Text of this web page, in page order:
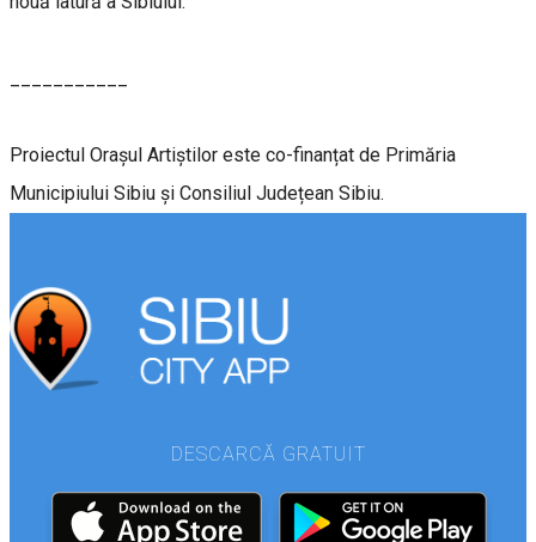
Proiectul Oraşul Artiştilor este co-finanțat de Primăria
Municipiului Sibiu și Consiliul Județean Sibiu.
DESCARCĂ GRATUIT